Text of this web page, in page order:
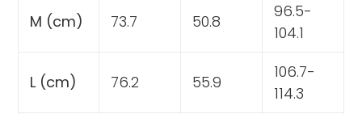
M (cm) 73.7 50.8
96.5-
104.1
L (cm) 76.2 55.9
106.7-
114.3